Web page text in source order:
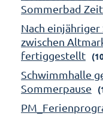
Sommerbad
Nach einjähriger
zwischen
fertiggestellt
Schwimmhalle
Sommerpause